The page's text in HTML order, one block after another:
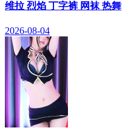
维拉 烈焰 丁字裤 网袜 热舞
2026-08-04